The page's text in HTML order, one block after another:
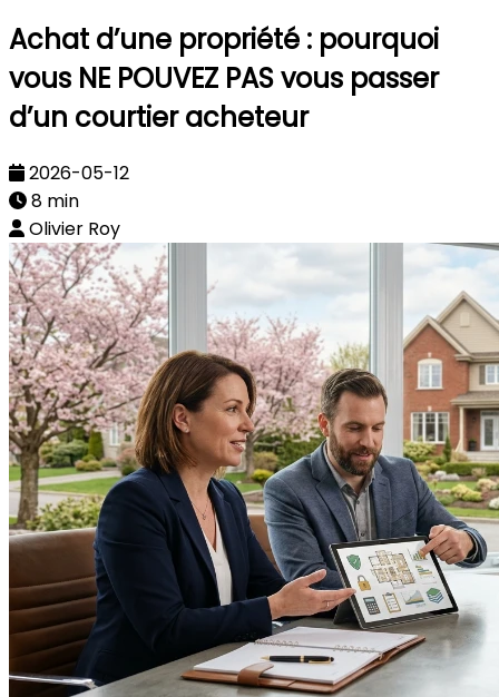
Achat d’une propriété : pourquoi
vous NE POUVEZ PAS vous passer
d’un courtier acheteur
2026-05-12
8 min
Olivier Roy